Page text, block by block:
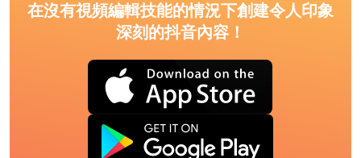
在沒有視頻編輯技能的情況下創建令人印象
深刻的抖音內容！